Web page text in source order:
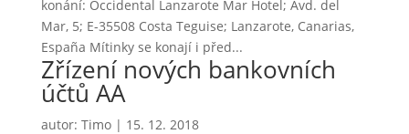
konání: Occidental Lanzarote Mar Hotel; Avd. del
Mar, 5; E-35508 Costa Teguise; Lanzarote, Canarias,
España Mítinky se konají i před...
Zřízení nových bankovních
účtů AA
autor: Timo| 15. 12. 2018